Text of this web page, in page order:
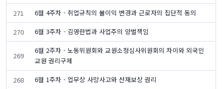
271 6월 4주차 - 취업규칙의 불이익 변경과 근로자의 집단적 동의
270 6월 3주차 - 김영란법과 사업주의 양벌책임
269
6월 2주차 - 노동위원회와 교원소청심사위원회의 차이와 외국인
교원 권리구제
268 6월 1주차 - 업무상 사망사고와 산재보상 권리